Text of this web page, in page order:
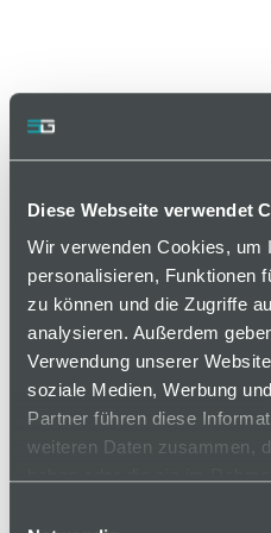
Diese Webseite verwendet
Wir verwenden Cookies, um
personalisieren, Funktionen
zu können und die Zugriffe
analysieren. Außerdem
Verwendung unserer
soziale Medien, Werbung
Partner führen diese
weiteren Daten zusammen,
Artikelnummer RTF-